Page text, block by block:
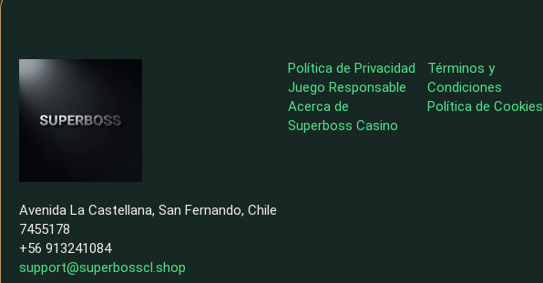
Avenida La Castellana, San Fernando, Chile
7455178
+56 913241084
support@superbosscl.shop
Política de Privacidad
Juego Responsable
Acerca de
Superboss Casino
Términos y
Condiciones
Política de Cookies